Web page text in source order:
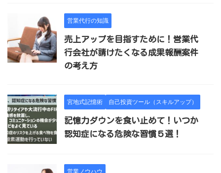
営業代行の知識
売上アップを目指すために！営業代
行会社が請けたくなる成果報酬案件
の考え方
宮地式記憶術 自己投資ツール（スキルアップ）
記憶力ダウンを食い止めて！いつか
認知症になる危険な習慣５選！
営業ノウハウ